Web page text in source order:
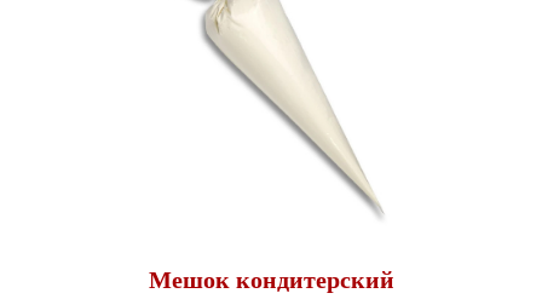
Мешок кондитерский